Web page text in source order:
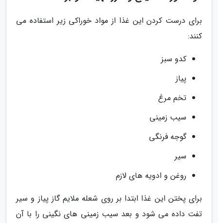
برای درست کردن این غذا از مواد خوراکی زیر استفاده می
کنند:
کدو سبز
پیاز
تخم مرغ
سیب زمینی
گوجه فرنگی
سیر
روغن و ادویه های لازم
برای پختن این غذا ابتدا بر روی شعله ملایم گاز پیاز و سیر
تفت داده می شود و بعد سیب زمینی های نگینی را با آن